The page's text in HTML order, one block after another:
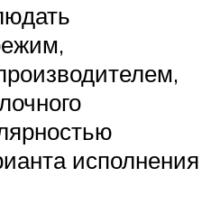
исполнения